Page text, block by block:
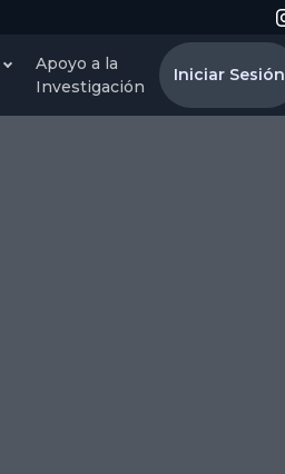
Apoyo a la
Investigación
Iniciar Sesión